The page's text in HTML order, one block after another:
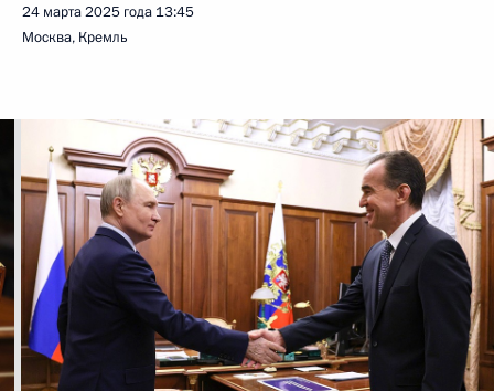
24 марта 2025 года 13:45
Москва, Кремль